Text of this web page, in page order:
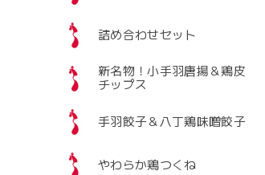
詰め合わせセット
新名物！小手羽唐揚＆鶏皮
チップス
手羽餃子＆八丁鶏味噌餃子
やわらか鶏つくね